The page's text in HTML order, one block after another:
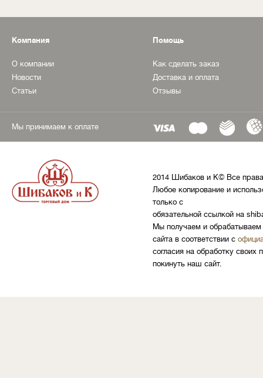
Компания
О компании
Новости
Статьи
Помощь
Как сделать заказ
Доставка и оплата
Отзывы
Мы принимаем к оплате
2014 Шибаков и К© Все
Любое копирование и
только с
обязательной ссылкой на
Мы получаем и обрабатываем
сайта в соответствии с
согласия на обработку
покинуть наш сайт.